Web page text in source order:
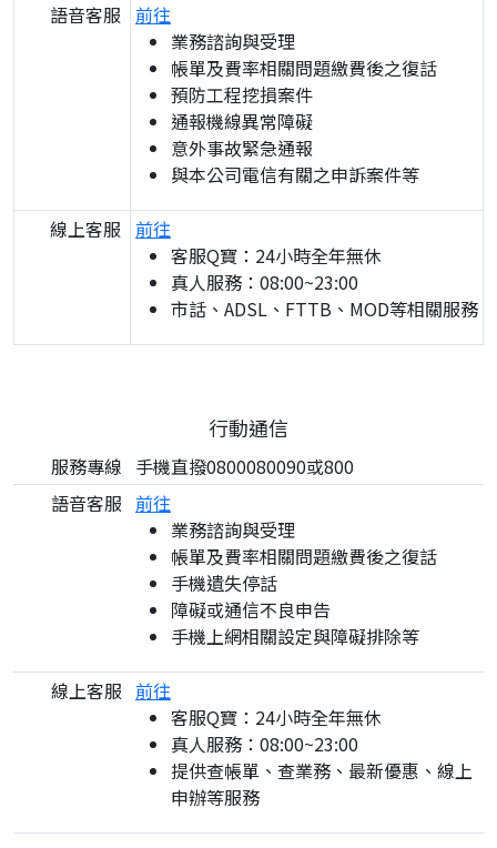
語音客服 前往
業務諮詢與受理
帳單及費率相關問題繳費後之復話
預防工程挖損案件
通報機線異常障礙
意外事故緊急通報
與本公司電信有關之申訴案件等
線上客服 前往
客服Q寶：24小時全年無休
真人服務：08:00~23:00
市話、ADSL、FTTB、MOD等相關服務
行動通信
服務專線 手機直撥0800080090或800
語音客服 前往
業務諮詢與受理
帳單及費率相關問題繳費後之復話
手機遺失停話
障礙或通信不良申告
手機上網相關設定與障礙排除等
線上客服 前往
客服Q寶：24小時全年無休
真人服務：08:00~23:00
提供查帳單、查業務、最新優惠、線上
申辦等服務